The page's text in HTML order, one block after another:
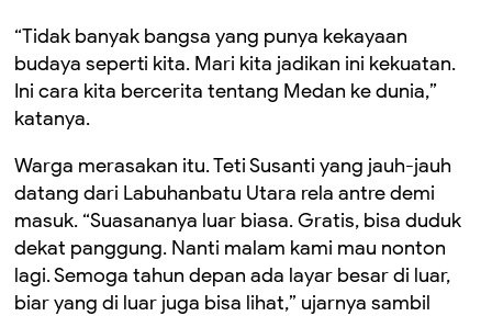
“Tidak banyak bangsa yang punya kekayaan
budaya seperti kita. Mari kita jadikan ini kekuatan.
Ini cara kita bercerita tentang Medan ke dunia,”
katanya.
Warga merasakan itu. Teti Susanti yang jauh-jauh
datang dari Labuhanbatu Utara rela antre demi
masuk. “Suasananya luar biasa. Gratis, bisa duduk
dekat panggung. Nanti malam kami mau nonton
lagi. Semoga tahun depan ada layar besar di luar,
biar yang di luar juga bisa lihat,” ujarnya sambil